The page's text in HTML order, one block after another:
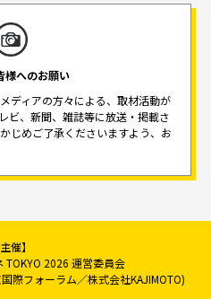
様へのお願い
ディアの方々による、取材活動が
ビ、新聞、雑誌等に放送・掲載さ
じめご了承くださいますよう、お
主催】
TOKYO 2026 運営委員会
際フォーラム／株式会社KAJIMOTO)